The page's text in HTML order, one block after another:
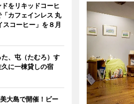
をリキッドコーヒ
カフェインレス 丸
スコーヒー」を８月
、屯（たむろ）す
に一棟貸しの宿
大島で開催！ビー